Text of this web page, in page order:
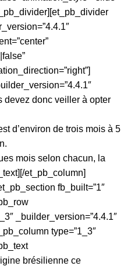
devez donc veiller à opter
d’environ de trois mois à 5
mois selon chacun, la
et_pb_column]
fb_built=”1″
_builder_version=”4.4.1″
type=”1_3″
brésilienne ce